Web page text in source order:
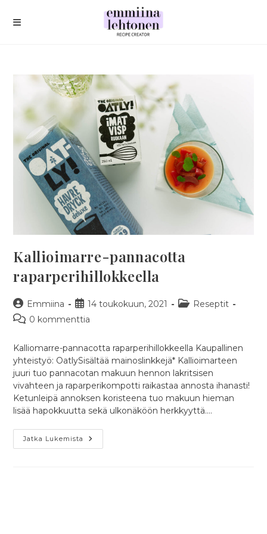
suoraan
Kallioimarre-pannacotta
raparperihillokkeella
Artikkelin
kirjoittaja:
Emmiina
Artikkeli
julkaistu:
14 toukokuun, 2021
Artikkelin
Reseptit
Artikkelin
0 kommenttia
Kalliomarre-pannacotta raparperihillokkeella Kaupallinen
yhteistyö: OatlySisältää mainoslinkkejä* Kallioimarteen
juuri tuo pannacotan makuun hennon lakritsisen
vivahteen ja raparperikompotti raikastaa annosta ihanasti!
Ketunleipä annoksen koristeena tuo makuun hieman
lisää hapokkuutta sekä ulkonäköön herkkyyttä.…
Jatka Lukemista Kallioimarre-
Pannacotta